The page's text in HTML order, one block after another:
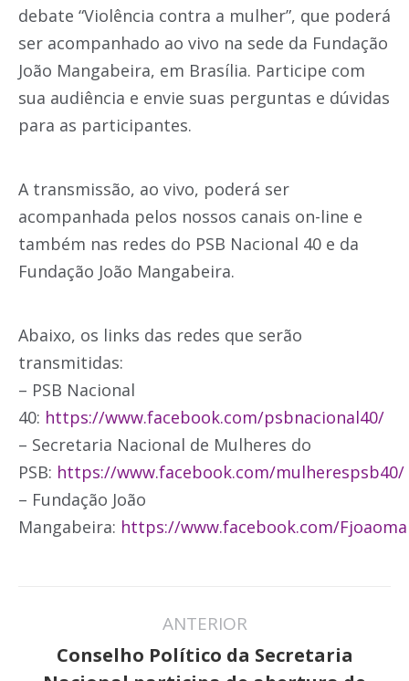
debate “Violência contra a mulher”, que poderá
ser acompanhado ao vivo na sede da Fundação
João Mangabeira, em Brasília. Participe com
sua audiência e envie suas perguntas e dúvidas
para as participantes.
A transmissão, ao vivo, poderá ser
acompanhada pelos nossos canais on-line e
também nas redes do PSB Nacional 40 e da
Fundação João Mangabeira.
Abaixo, os links das redes que serão
transmitidas:
– PSB Nacional
40: https://www.facebook.com/psbnacional40/
– Secretaria Nacional de Mulheres do
PSB: https://www.facebook.com/mulherespsb40/
– Fundação João
Mangabeira: https://www.facebook.com/
ANTERIOR
Conselho Político da Secretaria